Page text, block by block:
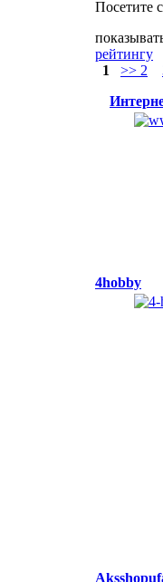
Посетите
рейтингу
1
>> 2
4hobby